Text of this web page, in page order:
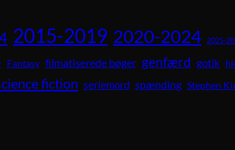
2015-2019 2020-2024 2025-
Fantasy filmatiserede bøger genfærd gotik
fiction seriemord spænding Stephen